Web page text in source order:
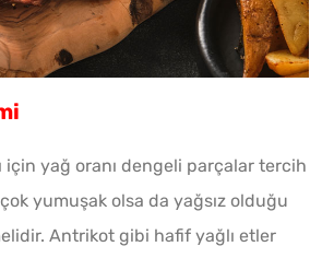
için yağ oranı dengeli parçalar tercih
yumuşak olsa da yağsız olduğu
Antrikot gibi hafif yağlı etler